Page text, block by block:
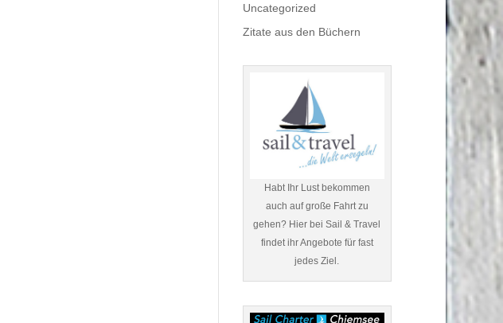
Uncategorized
Zitate aus den Büchern
Habt Ihr Lust bekommen
auch auf große Fahrt zu
gehen? Hier bei Sail & Travel
findet ihr Angebote für fast
jedes Ziel.